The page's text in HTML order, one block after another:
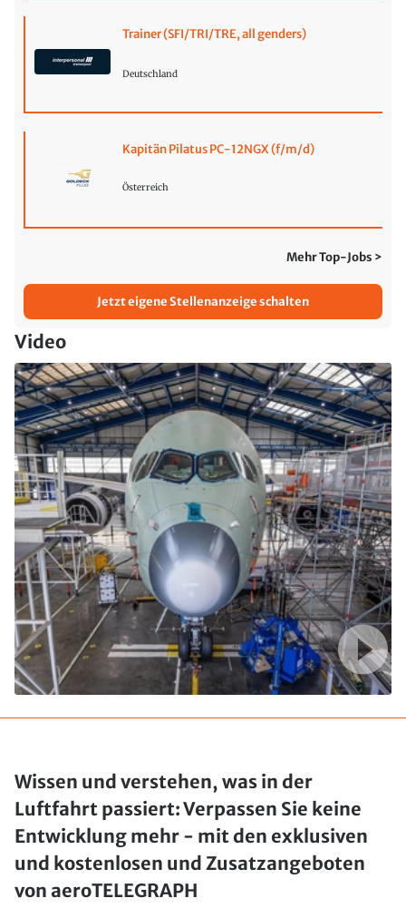
Trainer (SFI/TRI/TRE, all genders)
Deutschland
Kapitän Pilatus PC-12NGX (f/m/d)
Österreich
Mehr Top-Jobs >
Jetzt eigene Stellenanzeige schalten
Video
Wissen und verstehen, was in der
Luftfahrt passiert: Verpassen Sie keine
Entwicklung mehr - mit den exklusiven
und kostenlosen und Zusatzangeboten
von aeroTELEGRAPH